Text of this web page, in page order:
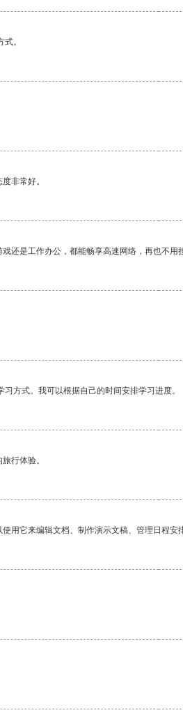
。
非常好。
还是工作办公，都能畅享高速网络，再也不
方式。我可以根据自己的时间安排学习进度。
行体验。
用它来编辑文档、制作演示文稿、管理日程安